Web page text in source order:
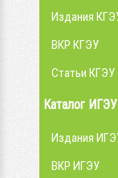
Издания
ВКР КГЭУ
Статьи КГЭУ
Каталог ИГЭУ
Издания
ВКР ИГЭУ